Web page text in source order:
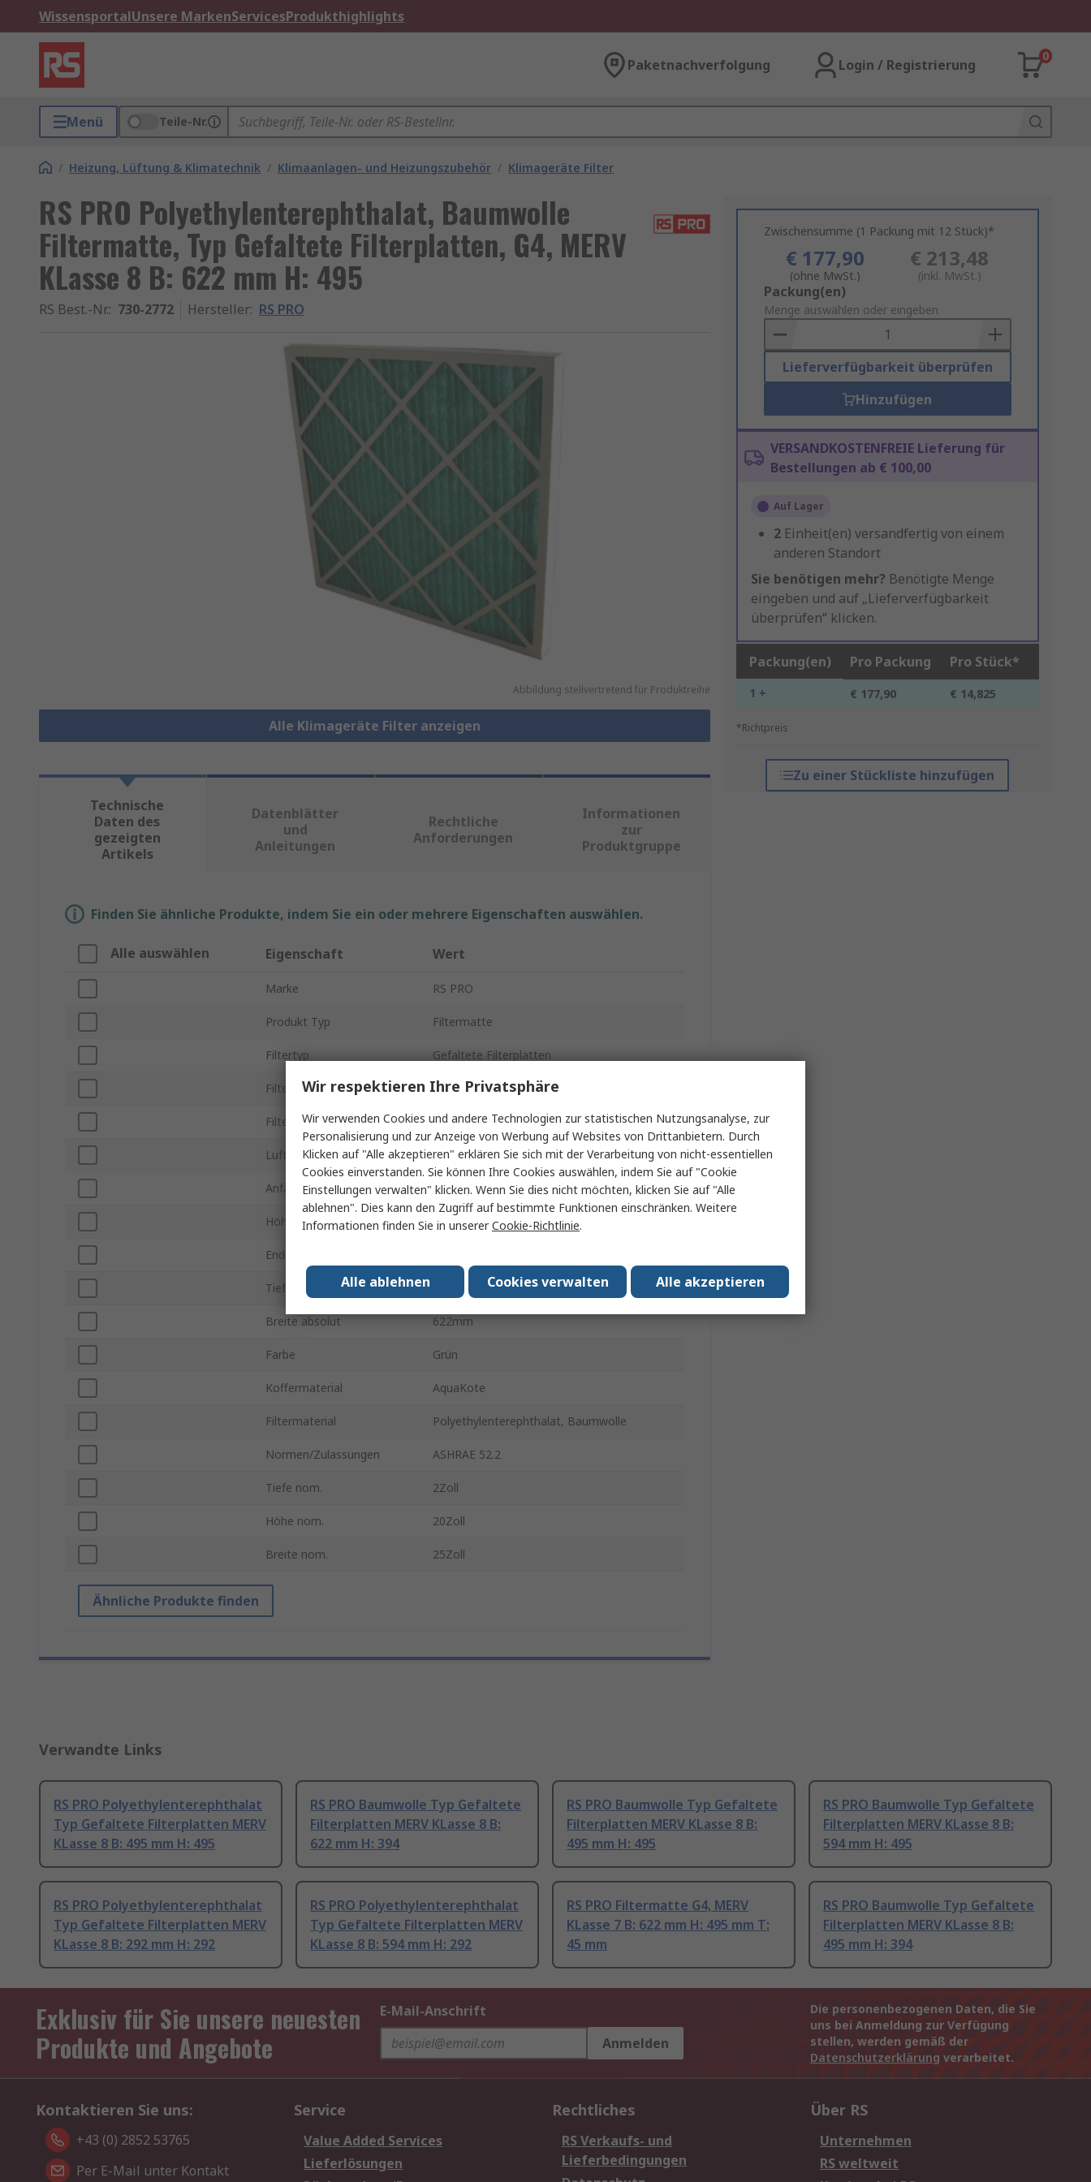
WissensportalUnsere MarkenServicesProdukthighlights
Paketnachverfolgung Login / Registrierung
0
Menü Teile-Nr.
/ Heizung, Lüftung & Klimatechnik / Klimaanlagen- und Heizungszubehör / Klimageräte Filter
RS PRO Polyethylenterephthalat, Baumwolle
Filtermatte, Typ Gefaltete Filterplatten, G4, MERV
KLasse 8 B: 622 mm H: 495
RS Best.-Nr.: 730-2772 Hersteller: RS PRO
Abbildung stellvertretend für Produktreihe
Alle Klimageräte Filter anzeigen
Zwischensumme (1 Packung mit 12 Stück)*
€ 177,90
(ohne MwSt.)
€ 213,48
(inkl. MwSt.)
Add
to
Basket
Packung(en)
Menge auswählen oder eingeben
Lieferverfügbarkeit überprüfen
Hinzufügen
VERSANDKOSTENFREIE Lieferung für
Bestellungen ab € 100,00
Auf Lager
2 Einheit(en) versandfertig von einem
anderen Standort
Sie benötigen mehr? Benötigte Menge
eingeben und auf „Lieferverfügbarkeit
überprüfen“ klicken.
Packung(en) Pro Packung Pro Stück*
1 + € 177,90 € 14,825
*Richtpreis
Zu einer Stückliste hinzufügen
Technische
Daten des
gezeigten
Artikels
Datenblätter
und
Anleitungen
Rechtliche
Anforderungen
Informationen
zur
Produktgruppe
Finden Sie ähnliche Produkte, indem Sie ein oder mehrere Eigenschaften auswählen.
Alle auswählen Eigenschaft Wert
Marke RS PRO
Produkt Typ Filtermatte
Filtertyp Gefaltete Filterplatten
Filter MERV Klasse 8
Filterklasse G4
Luftdurchsatz max. 2217m³/h
Anfangsdruckabfall 52Pa
Höhe absolut 495mm
Enddruckverlust
Tiefe absolut
Breite absolut 622mm
Farbe Grün
Koffermaterial AquaKote
Filtermaterial Polyethylenterephthalat, Baumwolle
Normen/Zulassungen ASHRAE 52.2
Tiefe nom. 2Zoll
Höhe nom. 20Zoll
Breite nom. 25Zoll
Ähnliche Produkte finden
Verwandte Links
RS PRO Polyethylenterephthalat
Typ Gefaltete Filterplatten MERV
KLasse 8 B: 495 mm H: 495
RS PRO Baumwolle Typ Gefaltete
Filterplatten MERV KLasse 8 B:
622 mm H: 394
RS PRO Baumwolle Typ Gefaltete
Filterplatten MERV KLasse 8 B:
495 mm H: 495
RS PRO Baumwolle Typ Gefaltete
Filterplatten MERV KLasse 8 B:
594 mm H: 495
RS PRO Polyethylenterephthalat
Typ Gefaltete Filterplatten MERV
KLasse 8 B: 292 mm H: 292
RS PRO Polyethylenterephthalat
Typ Gefaltete Filterplatten MERV
KLasse 8 B: 594 mm H: 292
RS PRO Filtermatte G4, MERV
KLasse 7 B: 622 mm H: 495 mm T:
45 mm
RS PRO Baumwolle Typ Gefaltete
Filterplatten MERV KLasse 8 B:
495 mm H: 394
Exklusiv für Sie unsere neuesten
Produkte und Angebote
E-Mail-Anschrift
Anmelden
Die personenbezogenen Daten, die Sie
uns bei Anmeldung zur Verfügung
stellen, werden gemäß der
Datenschutzerklärung verarbeitet.
Kontaktieren Sie uns:
+43 (0) 2852 53765
Per E-Mail unter Kontakt
Service
Value Added Services
Lieferlösungen
Rechtliches
RS Verkaufs- und
Lieferbedingungen
Über RS
Unternehmen
RS weltweit
Wir respektieren Ihre Privatsphäre
Wir verwenden Cookies und andere Technologien zur statistischen Nutzungsanalyse, zur
Personalisierung und zur Anzeige von Werbung auf Websites von Drittanbietern. Durch
Klicken auf "Alle akzeptieren" erklären Sie sich mit der Verarbeitung von nicht-essentiellen
Cookies einverstanden. Sie können Ihre Cookies auswählen, indem Sie auf "Cookie
Einstellungen verwalten" klicken. Wenn Sie dies nicht möchten, klicken Sie auf "Alle
ablehnen". Dies kann den Zugriff auf bestimmte Funktionen einschränken. Weitere
Informationen finden Sie in unsererCookie-Richtlinie.
Alle akzeptieren
Cookies verwalten
Alle ablehnen